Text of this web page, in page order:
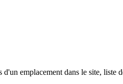
emplacement dans le site, liste